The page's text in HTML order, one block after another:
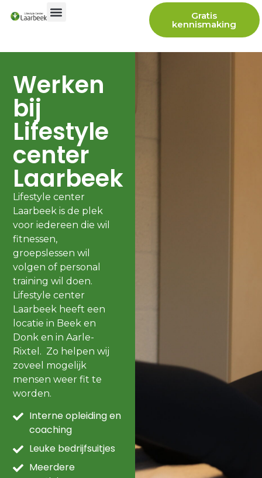
Gratis
kennismaking
Werken
bij
Lifestyle
center
Laarbeek
Lifestyle center
Laarbeek is de plek
voor iedereen die wil
fitnessen,
groepslessen wil
volgen of personal
training wil doen.
Lifestyle center
Laarbeek heeft een
locatie in Beek en
Donk en in Aarle-
Rixtel. Zo helpen wij
zoveel mogelijk
mensen weer fit te
worden.
Interne opleiding en
coaching
Leuke bedrijfsuitjes
Meerdere